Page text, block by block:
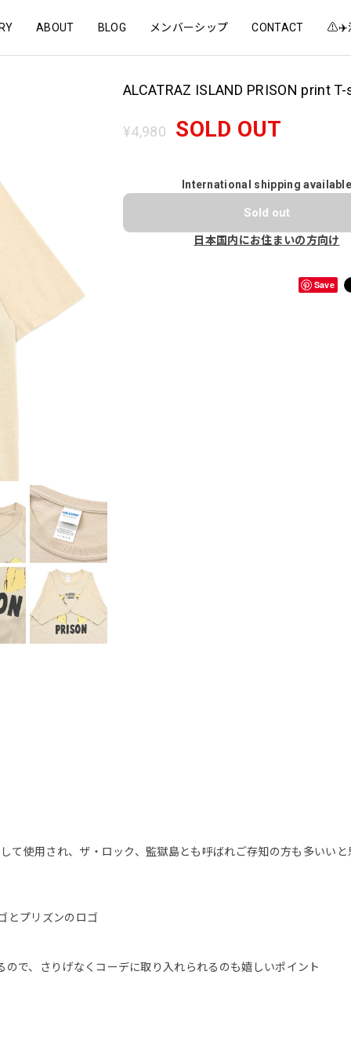
ABOUT BLOG メンバーシップ CONTACT ⚠️✈️
ALCATRAZ ISLAND PRISON print
¥4,980 SOLD OUT
International shipping
Sold out
日本国内にお住まいの方向け
Save
て使用され、ザ・ロック、監獄島とも呼ばれご存知の方も多いいと
とプリズンのロゴ
で、さりげなくコーデに取り入れられるのも嬉しいポイント